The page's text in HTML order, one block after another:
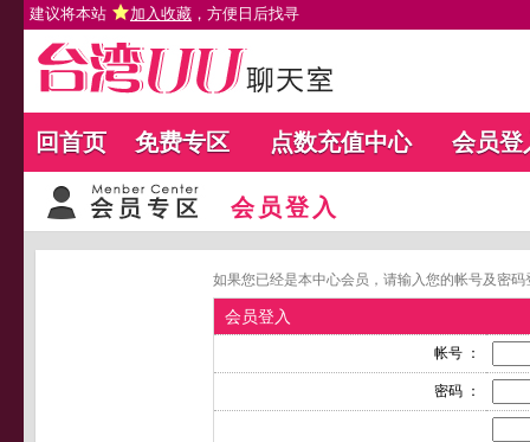
建议将本站 加入收藏 ，方便日后找寻
回首页 免费专区 点数充值中心 会员登
会员登入
如果您已经是本中心会员，请输入您的帐号及密
会员登入
帐号 ：
密码 ：